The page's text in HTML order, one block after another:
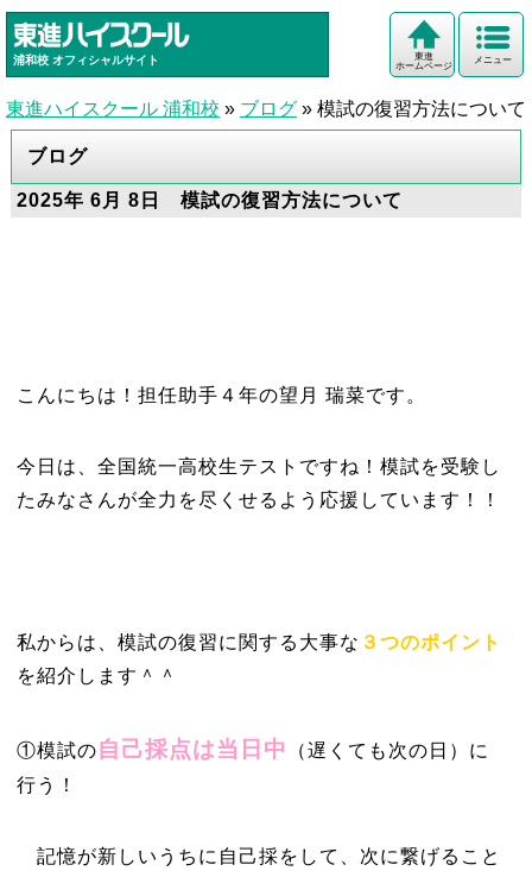
浦和校 オフィシャルサイト メニュー
東進
ホームページ
東進ハイスクール 浦和校 » ブログ » 模試の復習方法について
ブログ
2025年 6月 8日 模試の復習方法について
こんにちは！担任助手４年の望月 瑞菜です。
今日は、全国統一高校生テストですね！模試を受験し
たみなさんが全力を尽くせるよう応援しています！！
私からは、模試の復習に関する大事な ３つのポイント
を紹介します＾＾
①模試の自己採点は当日中
（遅くても次の日）に
行う！
記憶が新しいうちに自己採をして、次に繋げること